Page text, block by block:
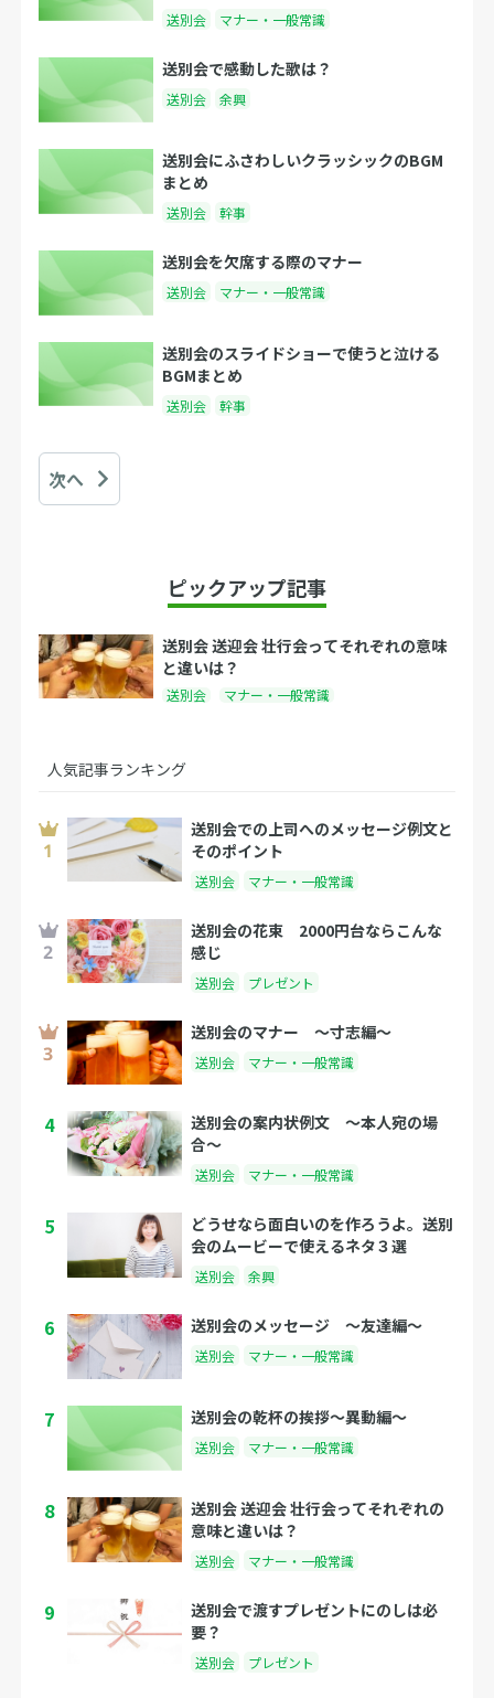
送別会 マナー・一般常識
送別会で感動した歌は？
送別会 余興
送別会にふさわしいクラッシックのBGM
まとめ
送別会 幹事
送別会を欠席する際のマナー
送別会 マナー・一般常識
送別会のスライドショーで使うと泣ける
BGMまとめ
送別会 幹事
次へ
ピックアップ記事
送別会 送迎会 壮行会ってそれぞれの意味
と違いは？
送別会 マナー・一般常識
人気記事ランキング
送別会での上司へのメッセージ例文と
そのポイント
送別会 マナー・一般常識
送別会の花束 2000円台ならこんな
感じ
送別会 プレゼント
送別会のマナー 〜寸志編〜
送別会 マナー・一般常識
4
送別会の案内状例文 〜本人宛の場
合〜
送別会 マナー・一般常識
5
どうせなら面白いのを作ろうよ。送別
会のムービーで使えるネタ３選
送別会 余興
6 送別会のメッセージ 〜友達編〜
送別会 マナー・一般常識
7 送別会の乾杯の挨拶〜異動編〜
送別会 マナー・一般常識
8
送別会 送迎会 壮行会ってそれぞれの
意味と違いは？
送別会 マナー・一般常識
9
送別会で渡すプレゼントにのしは必
要？
送別会 プレゼント